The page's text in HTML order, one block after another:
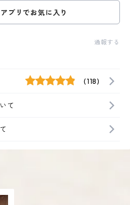
プリでお気に入り
通報する
(118)
て